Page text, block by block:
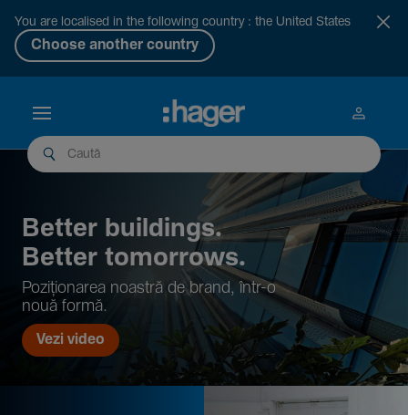
You are localised in the following country : the United States
Choose another country
Better buil­dings.
Better tomor­rows.
Pozi­țio­narea noastră de brand, într-o
nouă formă.
Vezi video